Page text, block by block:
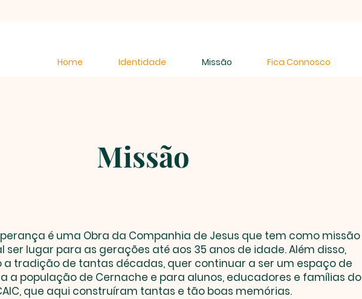
Home Identidade Missão Fica Connosco
Missão
é uma Obra da Companhia de Jesus que tem como missão
ser lugar para as gerações até aos 35 anos de idade. Além disso,
tradição de tantas décadas, quer continuar a ser um espaço de
a população de Cernache e para alunos, educadores e famílias do
que aqui construíram tantas e tão boas memórias.